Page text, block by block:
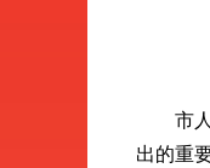
市人
出的重